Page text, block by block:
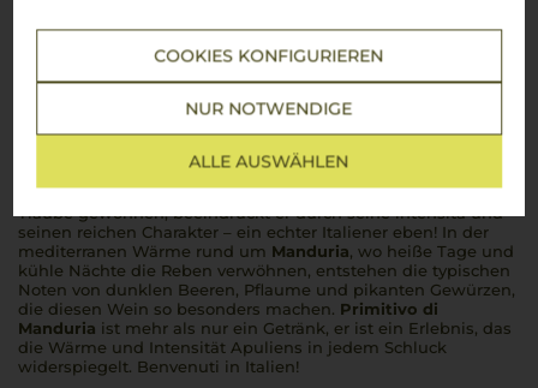
COOKIES KONFIGURIEREN
NUR NOTWENDIGE
ALLE AUSWÄHLEN
Primitivo di Manduria DOC
Die Essenz Apuliens – Ein Primitivo, der Tradition und
Wer das echte Italien erleben möchte, muss unbedingt den
Primitivo di Manduriaprobieren. Dieservino rosso
Süden Italiens, in der sonnenverwöhnten Region Apulien,
entsteht, verkörpert die Seele des Landes. Aus der Primitivo-
Traube gewonnen, beeindruckt er durch seineintensitàund
seinen reichen Charakter – ein echter Italiener eben! In der
mediterranen Wärme rund um Manduria, wo heiße Tage und
kühle Nächte die Reben verwöhnen, entstehen die typischen
Noten von dunklen Beeren, Pflaume und pikanten Gewürzen,
die diesen Wein so besonders machen. Primitivo di
Manduria ist mehr als nur ein Getränk, er ist ein Erlebnis, das
die Wärme und Intensität Apuliens in jedem Schluck
widerspiegelt. Benvenuti in Italien!